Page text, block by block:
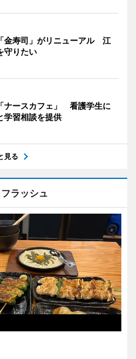
金寿司」がリニューアル 江
守りたい
ナースカフェ」 看護学生に
学習相談を提供
見る
ラッシュ